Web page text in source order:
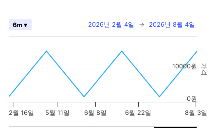
가격
2026년 2월 4일 → 2026년 8월 4일
6m ▾
2월 16일 5월 11일 6월 8일 6월 22일 8월 3일
0원
10000원